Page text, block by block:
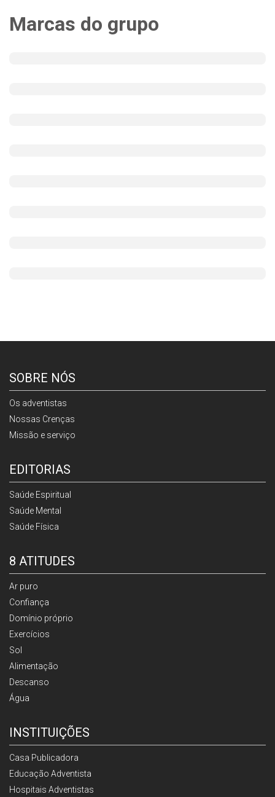
Marcas do grupo
SOBRE NÓS
Os adventistas
Nossas Crenças
Missão e serviço
EDITORIAS
Saúde Espiritual
Saúde Mental
Saúde Física
8 ATITUDES
Ar puro
Confiança
Domínio próprio
Exercícios
Sol
Alimentação
Descanso
Água
INSTITUIÇÕES
Casa Publicadora
Educação Adventista
Hospitais Adventistas